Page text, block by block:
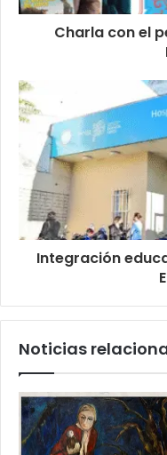
Charla con el
Integración
Noticias